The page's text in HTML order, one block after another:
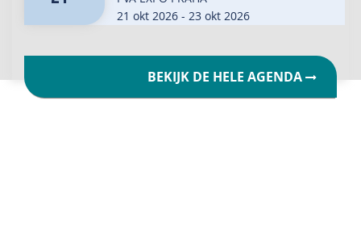
21 okt 2026 - 23 okt 2026
BEKIJK DE HELE AGENDA